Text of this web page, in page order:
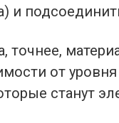
и
точнее,
от
станут